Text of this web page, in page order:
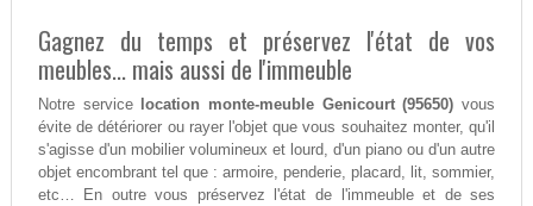
Gagnez du temps et préservez l'état de vos
meubles... mais aussi de l'immeuble
Notre service location monte-meuble Genicourt (95650) vous
évite de détériorer ou rayer l'objet que vous souhaitez monter, qu'il
s'agisse d'un mobilier volumineux et lourd, d'un piano ou d'un autre
objet encombrant tel que : armoire, penderie, placard, lit, sommier,
etc… En outre vous préservez l'état de l'immeuble et de ses